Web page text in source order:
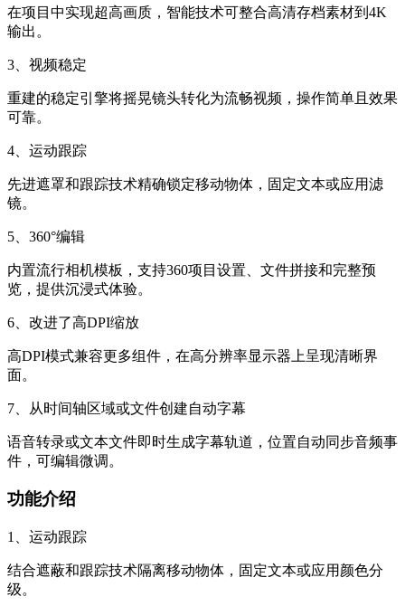
在项目中实现超高画质，智能技术可整合高清存档素材到4K
输出。
3、视频稳定
重建的稳定引擎将摇晃镜头转化为流畅视频，操作简单且效果
可靠。
4、运动跟踪
先进遮罩和跟踪技术精确锁定移动物体，固定文本或应用滤
镜。
5、360°编辑
内置流行相机模板，支持360项目设置、文件拼接和完整预
览，提供沉浸式体验。
6、改进了高DPI缩放
高DPI模式兼容更多组件，在高分辨率显示器上呈现清晰界
面。
7、从时间轴区域或文件创建自动字幕
语音转录或文本文件即时生成字幕轨道，位置自动同步音频事
件，可编辑微调。
功能介绍
1、运动跟踪
结合遮蔽和跟踪技术隔离移动物体，固定文本或应用颜色分
级。